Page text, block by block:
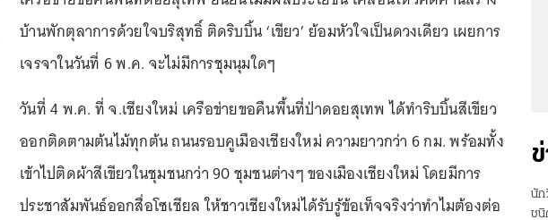
บ้านพักตุลาการด้วยใจบริสุทธิ์ ติดริบบิ้น ‘เขียว’ ย้อมหัวใจเป็นดวงเดียว เผยการ
เจรจาในวันที่ 6 พ.ค. จะไม่มีการชุมนุมใดๆ
วันที่ 4 พ.ค. ที่ จ.เชียงใหม่ เครือข่ายขอคืนพื้นที่ป่าดอยสุเทพ ได้ทำริบบิ้นสีเขียว
ออกติดตามต้นไม้ทุกต้น ถนนรอบคูเมืองเชียงใหม่ ความยาวกว่า 6 กม. พร้อมทั้ง
เข้าไปติดผ้าสีเขียวในชุมชนกว่า 90 ชุมชนต่างๆ ของเมืองเชียงใหม่ โดยมีการ
ประชาสัมพันธ์ออกสื่อโซเชียล ให้ชาวเชียงใหม่ได้รับรู้ข้อเท็จจริงว่าทำไมต้องต่อ
นัก
ชนิ